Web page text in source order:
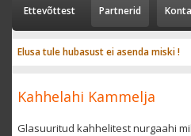
Ettevõttest Partnerid
Elusa tule hubasust ei asenda miski !
Kahhelahi Kammelja
Glasuuritud kahhelitest nurgaahi